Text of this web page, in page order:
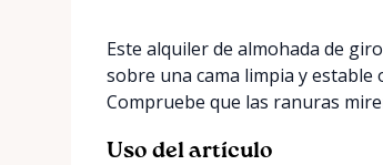
Este alquiler de almohada de
sobre una cama limpia y
Compruebe que las ranuras
Uso del artículo